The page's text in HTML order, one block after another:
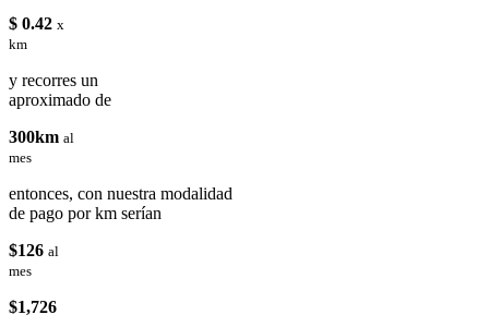
$ 0.42 x
km
y recorres un
aproximado de
300km al
mes
entonces, con nuestra modalidad
de pago por km serían
$126 al
mes
$1,726